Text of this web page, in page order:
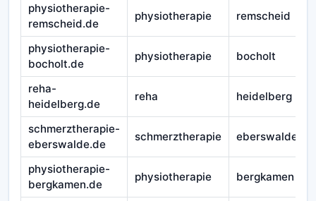
physiotherapie-
remscheid.de
physiotherapie remscheid
physiotherapie-
bocholt.de
physiotherapie bocholt
reha-
heidelberg.de
reha heidelberg
schmerztherapie-
eberswalde.de
schmerztherapie eberswalde
physiotherapie-
bergkamen.de
physiotherapie bergkamen